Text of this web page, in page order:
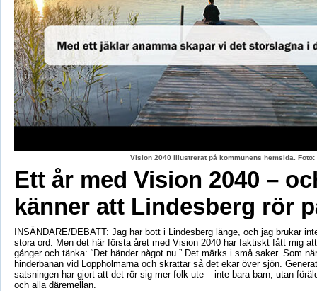
Vision 2040 illustrerat på kommunens hemsida.
Ett år med Vision 2040 –
känner att Lindesberg rör
INSÄNDARE/DEBATT: Jag har bott i Lindesberg länge, och jag brukar
stora ord. Men det här första året med Vision 2040 har faktiskt fått mig
gånger och tänka: “Det händer något nu.” Det märks i små saker. Som
hinderbanan vid Loppholmarna och skrattar så det ekar över sjön.
satsningen har gjort att det rör sig mer folk ute – inte bara barn, utan
och alla däremellan.